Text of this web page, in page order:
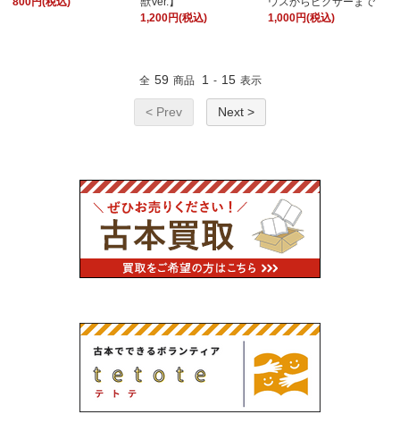
1,200円(税込)
1,000円(税込)
全 59 商品 1 - 15 表示
< Prev Next >